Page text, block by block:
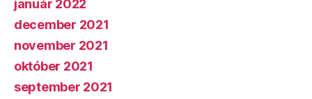
január 2022
december 2021
november 2021
október 2021
september 2021